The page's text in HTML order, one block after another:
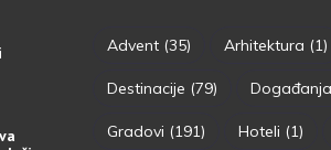
Advent(35) Arhitektura (1)
Destinacije (79) Događanja
Gradovi (191) Hoteli (1)